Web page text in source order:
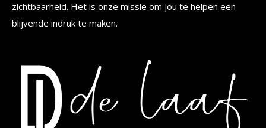
zichtbaarheid. Het is onze missie om jou te helpen een
blijvende indruk te maken.